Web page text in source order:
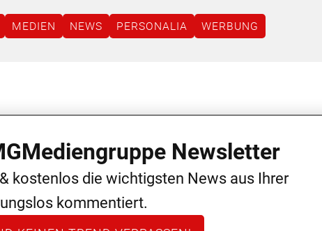
MEDIEN NEWS PERSONALIA WERBUNG
Burgring 1/7
Newsletter
kostenlos die wichtigsten News aus Ihrer
kommentiert.